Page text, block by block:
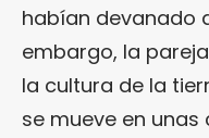
habían devanado
embargo, la
la cultura de la
se mueve en